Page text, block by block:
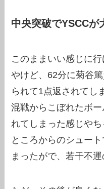
中央突破でYSCCが
このままいい感じに
やけど、62分に菊谷
られて1点返されてし
混戦からこぼれたボ
れてしまった感じや
ところからのシュー
まったがで、若干不運